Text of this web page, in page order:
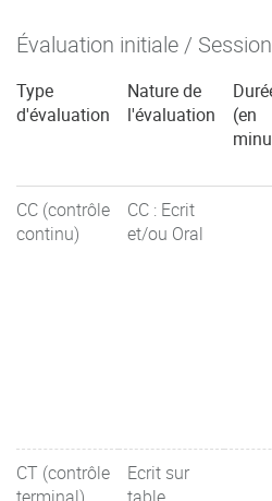
Évaluation initiale /
Type
d'évaluation
Nature de
l'évaluation
(en
CC (contrôle
continu)
CC : Ecrit
et/ou Oral
CT (contrôle
Ecrit sur